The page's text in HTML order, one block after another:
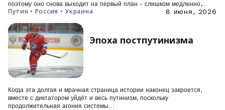
поэтому оно снова выходит на первый план - слишком медленно,…
Путин • Россия • Украина 8 июня, 2026
Эпоха постпутинизма
Когда эта долгая и мрачная страница истории наконец закроется,
вместе с диктатором уйдёт и весь путинизм, поскольку
продолжительная агония системы…